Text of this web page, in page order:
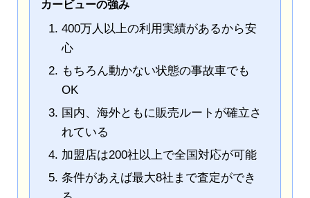
カービューの強み
400万人以上の利用実績があるから安
心
もちろん動かない状態の事故車でも
OK
国内、海外ともに販売ルートが確立さ
れている
加盟店は200社以上で全国対応が可能
条件があえば最大8社まで査定ができ